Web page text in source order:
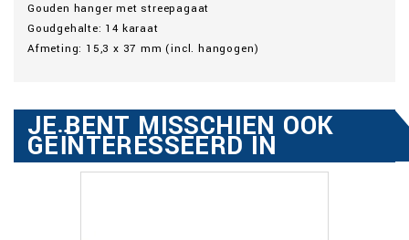
Gouden hanger met streepagaat
Goudgehalte: 14 karaat
Afmeting: 15,3 x 37 mm (incl. hangogen)
JE BENT MISSCHIEN OOK
GEÏNTERESSEERD IN